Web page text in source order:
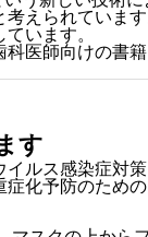
えられています
います。
医師向けの書籍
す
ルス感染症対
化予防のため